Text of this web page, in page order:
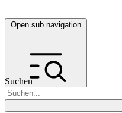
Open sub navigation
Suchen